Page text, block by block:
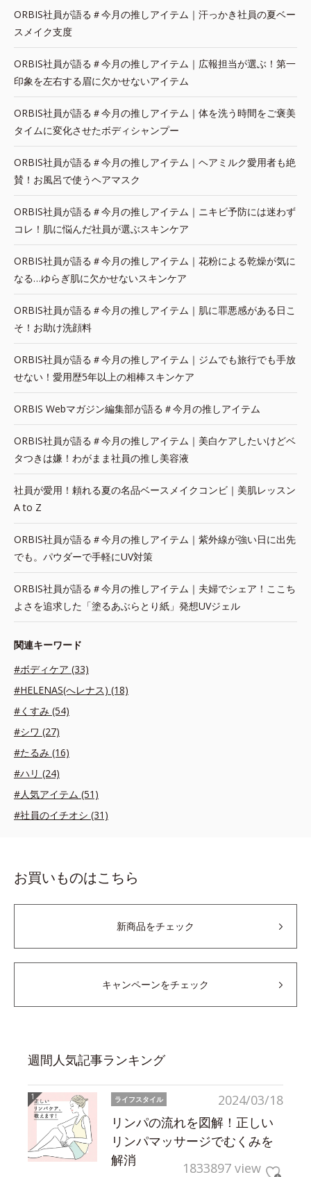
ORBIS社員が語る＃今月の推しアイテム｜汗っかき社員の夏ベー
スメイク支度
ORBIS社員が語る＃今月の推しアイテム｜広報担当が選ぶ！第一
印象を左右する眉に欠かせないアイテム
ORBIS社員が語る＃今月の推しアイテム｜体を洗う時間をご褒美
タイムに変化させたボディシャンプー
ORBIS社員が語る＃今月の推しアイテム｜ヘアミルク愛用者も絶
賛！お風呂で使うヘアマスク
ORBIS社員が語る＃今月の推しアイテム｜ニキビ予防には迷わず
コレ！肌に悩んだ社員が選ぶスキンケア
ORBIS社員が語る＃今月の推しアイテム｜花粉による乾燥が気に
なる…ゆらぎ肌に欠かせないスキンケア
ORBIS社員が語る＃今月の推しアイテム｜肌に罪悪感がある日こ
そ！お助け洗顔料
ORBIS社員が語る＃今月の推しアイテム｜ジムでも旅行でも手放
せない！愛用歴5年以上の相棒スキンケア
ORBIS Webマガジン編集部が語る＃今月の推しアイテム
ORBIS社員が語る＃今月の推しアイテム｜美白ケアしたいけどベ
タつきは嫌！わがまま社員の推し美容液
社員が愛用！頼れる夏の名品ベースメイクコンビ｜美肌レッスン
A to Z
ORBIS社員が語る＃今月の推しアイテム｜紫外線が強い日に出先
でも。パウダーで手軽にUV対策
ORBIS社員が語る＃今月の推しアイテム｜夫婦でシェア！ここち
よさを追求した「塗るあぶらとり紙」発想UVジェル
関連キーワード
#ボディケア (33)
#HELENAS(へレナス) (18)
#くすみ (54)
#シワ (27)
#たるみ (16)
#ハリ (24)
#人気アイテム (51)
#社員のイチオシ (31)
お買いものはこちら
新商品をチェック
キャンペーンをチェック
週間人気記事ランキング
2024/03/18
ライフスタイル
リンパの流れを図解！正しい
リンパマッサージでむくみを
解消
1833897 view